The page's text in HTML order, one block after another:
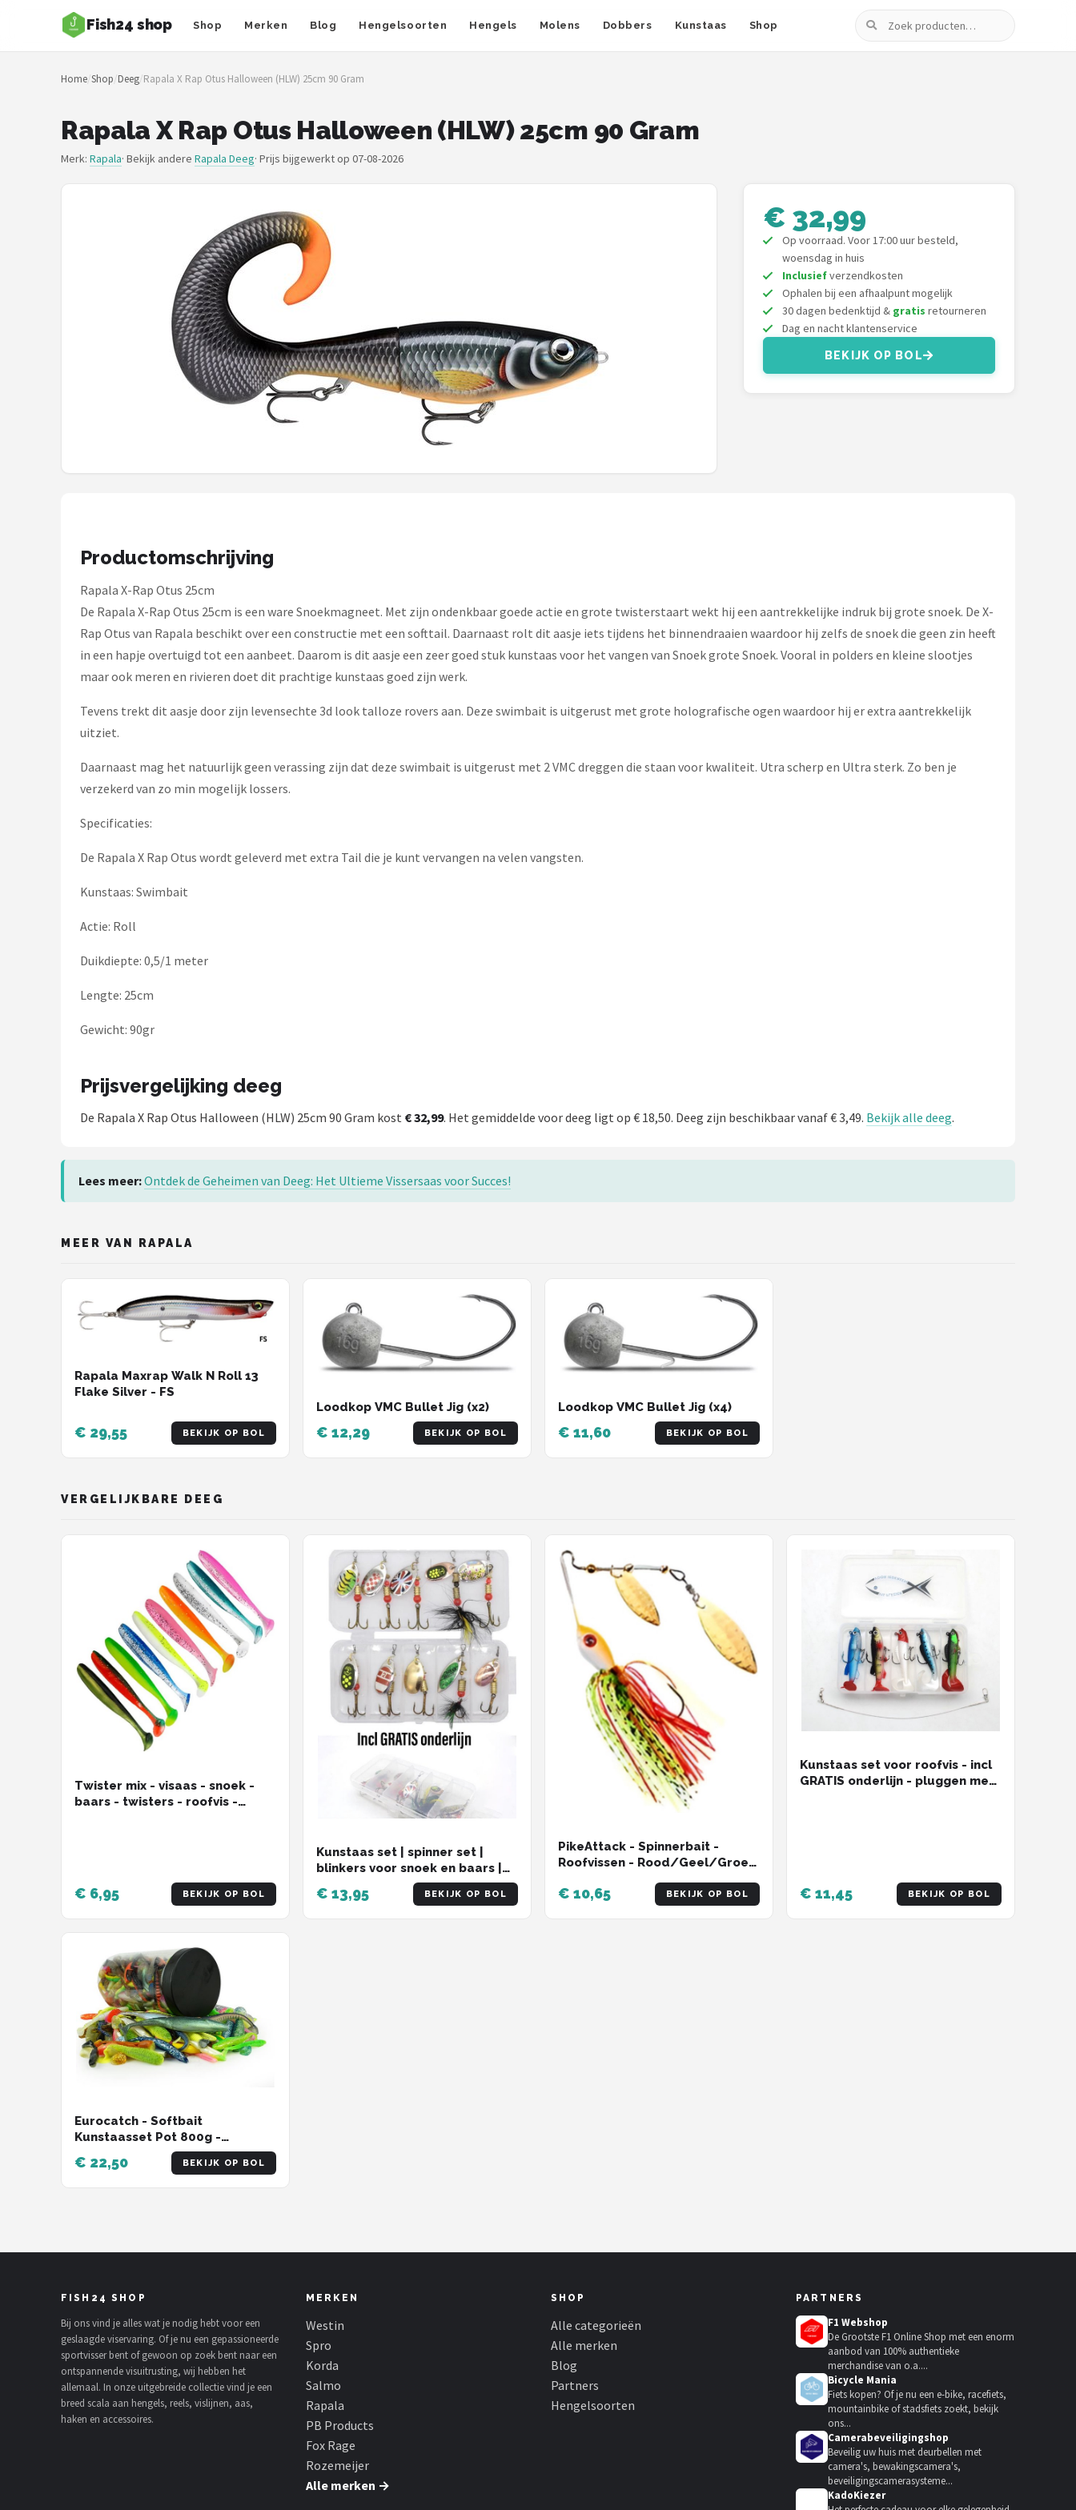
Fish24 shop Shop Merken Blog Hengelsoorten Hengels Molens Dobbers Kunstaas Shop
Zoeken
Zoeken
NAVIGATIE
Merken
PB Products
Rozemeijer
Home/Shop/Deeg/Rapala X Rap Otus Halloween (HLW) 25cm 90 Gram
Rapala X Rap Otus Halloween (HLW) 25cm 90 Gram
Merk: Rapala· Bekijk andere Rapala Deeg· Prijs bijgewerkt op 07-08-2026
€ 32,99
Op voorraad. Voor 17:00 uur besteld,
woensdag in huis
Inclusiefverzendkosten
Ophalen bij een afhaalpunt mogelijk
30 dagen bedenktijd & gratis retourneren
Dag en nacht klantenservice
BEKIJK OP BOL
Productomschrijving
Rapala X-Rap Otus 25cm
De Rapala X-Rap Otus 25cm is een ware Snoekmagneet. Met zijn ondenkbaar goede actie en grote twisterstaart wekt hij een aantrekkelijke indruk bij grote snoek. De X-
Rap Otus van Rapala beschikt over een constructie met een softtail. Daarnaast rolt dit aasje iets tijdens het binnendraaien waardoor hij zelfs de snoek die geen zin heeft
in een hapje overtuigd tot een aanbeet. Daarom is dit aasje een zeer goed stuk kunstaas voor het vangen van Snoek grote Snoek. Vooral in polders en kleine slootjes
maar ook meren en rivieren doet dit prachtige kunstaas goed zijn werk.
Tevens trekt dit aasje door zijn levensechte 3d look talloze rovers aan. Deze swimbait is uitgerust met grote holografische ogen waardoor hij er extra aantrekkelijk
uitziet.
Daarnaast mag het natuurlijk geen verassing zijn dat deze swimbait is uitgerust met 2 VMC dreggen die staan voor kwaliteit. Utra scherp en Ultra sterk. Zo ben je
verzekerd van zo min mogelijk lossers.
Specificaties:
De Rapala X Rap Otus wordt geleverd met extra Tail die je kunt vervangen na velen vangsten.
Kunstaas: Swimbait
Actie: Roll
Duikdiepte: 0,5/1 meter
Lengte: 25cm
Gewicht: 90gr
Prijsvergelijking deeg
De Rapala X Rap Otus Halloween (HLW) 25cm 90 Gram kost € 32,99. Het gemiddelde voor deeg ligt op € 18,50. Deeg zijn beschikbaar vanaf € 3,49. Bekijk alle deeg.
Lees meer:Ontdek de Geheimen van Deeg: Het Ultieme Vissersaas voor Succes!
MEER VAN RAPALA
Rapala Maxrap Walk N Roll 13
Flake Silver - FS
€ 29,55 BEKIJK OP BOL
Loodkop VMC Bullet Jig (x2)
€ 12,29 BEKIJK OP BOL
Loodkop VMC Bullet Jig (x4)
€ 11,60 BEKIJK OP BOL
VERGELIJKBARE DEEG
Twister mix - visaas - snoek -
baars - twisters - roofvis -
€ 6,95 BEKIJK OP BOL
Kunstaas set | spinner set |
blinkers voor snoek en baars |
hengelsport | met Gratis
onderlijn | set van 10 stuks
€ 13,95 BEKIJK OP BOL
PikeAttack - Spinnerbait -
Roofvissen - Rood/Geel/Groen
€ 10,65 BEKIJK OP BOL
Kunstaas set voor roofvis - incl
GRATIS onderlijn - pluggen met
€ 11,45 BEKIJK OP BOL
Eurocatch - Softbait
Kunstaasset Pot 800g -
Assortiment - Kunstaas -Shads -
Twisters
€ 22,50 BEKIJK OP BOL
FISH24 SHOP
Bij ons vind je alles wat je nodig hebt voor een
geslaagde viservaring. Of je nu een gepassioneerde
sportvisser bent of gewoon op zoek bent naar een
ontspannende visuitrusting, wij hebben het
allemaal. In onze uitgebreide collectie vind je een
breed scala aan hengels, reels, vislijnen, aas,
haken en accessoires.
MERKEN
Westin
Spro
Korda
Salmo
Rapala
PB Products
Fox Rage
Rozemeijer
Alle merken →
SHOP
Alle categorieën
Alle merken
Blog
Partners
Hengelsoorten
PARTNERS
F1 Webshop
De Grootste F1 Online Shop met een enorm
aanbod van 100% authentieke
merchandise van o.a....
Bicycle Mania
Fiets kopen? Of je nu een e-bike, racefiets,
mountainbike of stadsfiets zoekt, bekijk
ons...
Camerabeveiligingshop
Beveilig uw huis met deurbellen met
camera's, bewakingscamera's,
beveiligingscamerasysteme...
KadoKiezer